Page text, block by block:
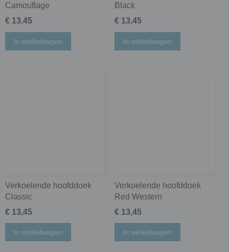
Camouflage
€ 13,45
In winkelwagen
Black
€ 13,45
In winkelwagen
Verkoelende hoofddoek
Classic
€ 13,45
In winkelwagen
Verkoelende hoofddoek
Red Western
€ 13,45
In winkelwagen